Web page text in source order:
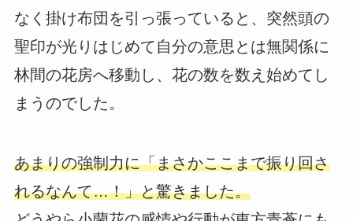
なく掛け布団を引っ張っていると、突然頭の
聖印が光りはじめて自分の意思とは無関係に
林間の花房へ移動し、花の数を数え始めてし
まうのでした。
あまりの強制力に「まさかここまで振り回さ
れるなんて…！」と驚きました。